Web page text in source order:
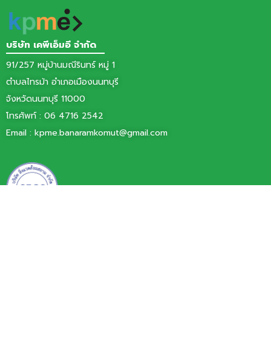
บริษัท เคพีเอ็มอี จำกัด
91/257 หมู่บ้านมณีรินทร์ หมู่ 1
ตำบลไทรม้า อำเภอเมืองนนทบุรี
จังหวัดนนทบุรี 11000
โทรศัพท์ : 06 4716 2542
Email : kpme.banaramkomut@gmail.com